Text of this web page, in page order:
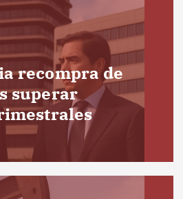
recompra de
superar